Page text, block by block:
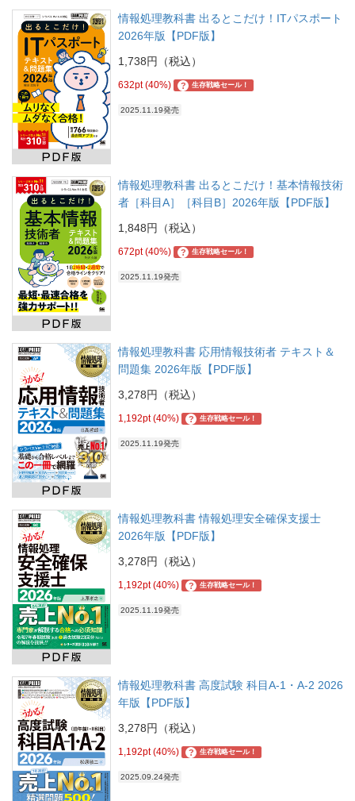
情報処理教科書 出るとこだけ！ITパスポート
2026年版【PDF版】
1,738円（税込）
632pt (40%) ? 生存戦略セール！
2025.11.19発売
情報処理教科書 出るとこだけ！基本情報技術
者［科目A］［科目B］2026年版【PDF版】
1,848円（税込）
672pt (40%) ? 生存戦略セール！
2025.11.19発売
情報処理教科書 応用情報技術者 テキスト＆
問題集 2026年版【PDF版】
3,278円（税込）
1,192pt (40%) ? 生存戦略セール！
2025.11.19発売
情報処理教科書 情報処理安全確保支援士
2026年版【PDF版】
3,278円（税込）
1,192pt (40%) ? 生存戦略セール！
2025.11.19発売
情報処理教科書 高度試験 科目A-1・A-2 2026
年版【PDF版】
3,278円（税込）
1,192pt (40%) ? 生存戦略セール！
2025.09.24発売